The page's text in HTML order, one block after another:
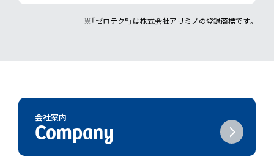
※「ゼロテク®︎」は株式会社アリミノの登録商標です。
会社案内